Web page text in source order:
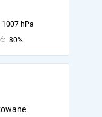
1007 hPa
80%